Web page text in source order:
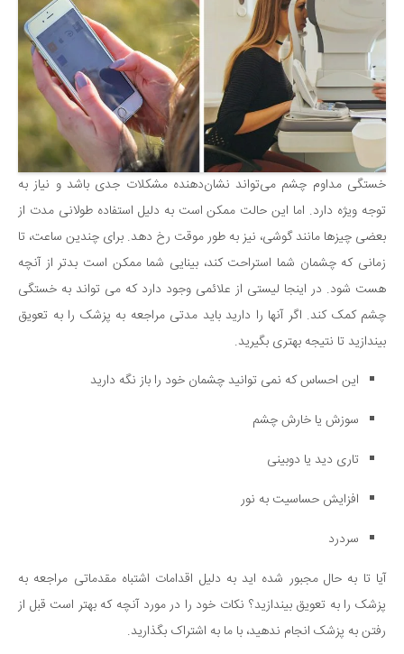
خستگی مداوم چشم می‌تواند نشان‌دهنده مشکلات جدی باشد و نیاز به
توجه ویژه دارد. اما این حالت ممکن است به دلیل استفاده طولانی مدت از
بعضی چیزها مانند گوشی، نیز به طور موقت رخ دهد. برای چندین ساعت، تا
زمانی که چشمان شما استراحت کند، بینایی شما ممکن است بدتر از آنچه
هست شود. در اینجا لیستی از علائمی وجود دارد که می تواند به خستگی
چشم کمک کند. اگر آنها را دارید باید مدتی مراجعه به پزشک را به تعویق
بیندازید تا نتیجه بهتری بگیرید.
این احساس که نمی توانید چشمان خود را باز نگه دارید
سوزش یا خارش چشم
تاری دید یا دوبینی
افزایش حساسیت به نور
سردرد
آیا تا به حال مجبور شده اید به دلیل اقدامات اشتباه مقدماتی مراجعه به
پزشک را به تعویق بیندازید؟ نکات خود را در مورد آنچه که بهتر است قبل از
رفتن به پزشک انجام ندهید، با ما به اشتراک بگذارید.